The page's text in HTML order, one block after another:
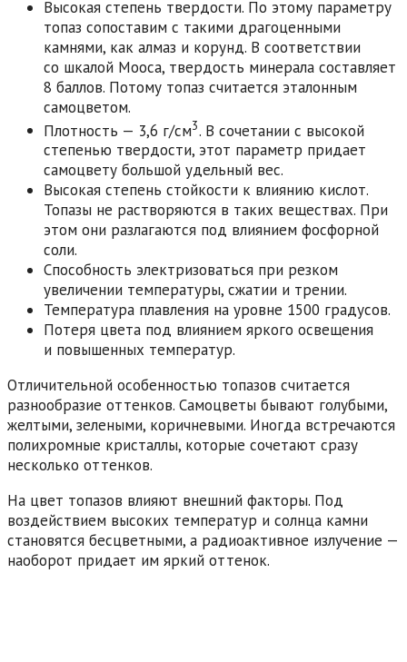
Высокая степень твердости. По этому параметру
топаз сопоставим с такими драгоценными
камнями, как алмаз и корунд. В соответствии
со шкалой Мооса, твердость минерала составляет
8 баллов. Потому топаз считается эталонным
самоцветом.
Плотность — 3,6 г/см3. В сочетании с высокой
степенью твердости, этот параметр придает
самоцвету большой удельный вес.
Высокая степень стойкости к влиянию кислот.
Топазы не растворяются в таких веществах. При
этом они разлагаются под влиянием фосфорной
соли.
Способность электризоваться при резком
увеличении температуры, сжатии и трении.
Температура плавления на уровне 1500 градусов.
Потеря цвета под влиянием яркого освещения
и повышенных температур.
Отличительной особенностью топазов считается
разнообразие оттенков. Самоцветы бывают голубыми,
желтыми, зелеными, коричневыми. Иногда встречаются
полихромные кристаллы, которые сочетают сразу
несколько оттенков.
На цвет топазов влияют внешний факторы. Под
воздействием высоких температур и солнца камни
становятся бесцветными, а радиоактивное излучение —
наоборот придает им яркий оттенок.